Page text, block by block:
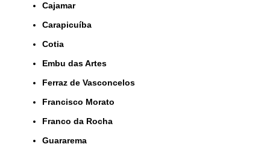
Cajamar
Carapicuíba
Cotia
Embu das Artes
Ferraz de Vasconcelos
Francisco Morato
Franco da Rocha
Guararema